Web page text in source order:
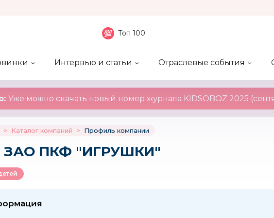
Топ 100
Интервью и статьи
Отраслевые события
Уже можно скачать новый номер журнала KIDSOBOZ 2025
> Каталог компаний > Профиль компании
ЗАО ПКФ "ИГРУШКИ"